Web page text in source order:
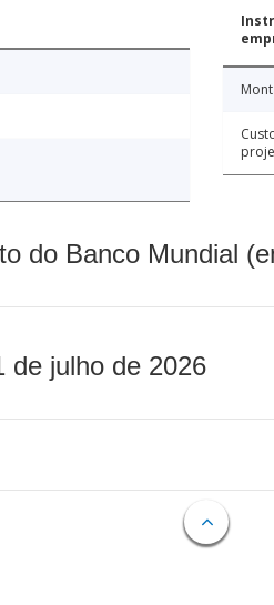
do Banco Mundial
de julho de 2026